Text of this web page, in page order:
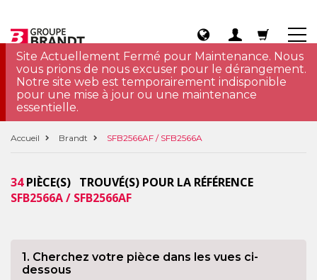
Site Actuellement Fermé pour Maintenance. Nous
vous prions de nous excuser pour le dérangement.
Notre site web est temporairement indisponible
pour une mise à jour ou une maintenance
essentielle.
Accueil Brandt SFB2566AF / SFB2566A
34PIÈCE(S) TROUVÉ(S) POUR LA RÉFÉRENCE
SFB2566A / SFB2566AF
1. Cherchez votre pièce dans les vues ci-
dessous